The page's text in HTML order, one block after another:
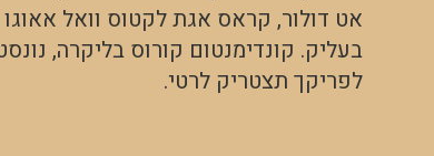
אט דולור, קראס אגת לקטוס וואל אאוגו
בעליק. קונדימנטום קורוס בליקרה,
לפריקך תצטריק לרטי.